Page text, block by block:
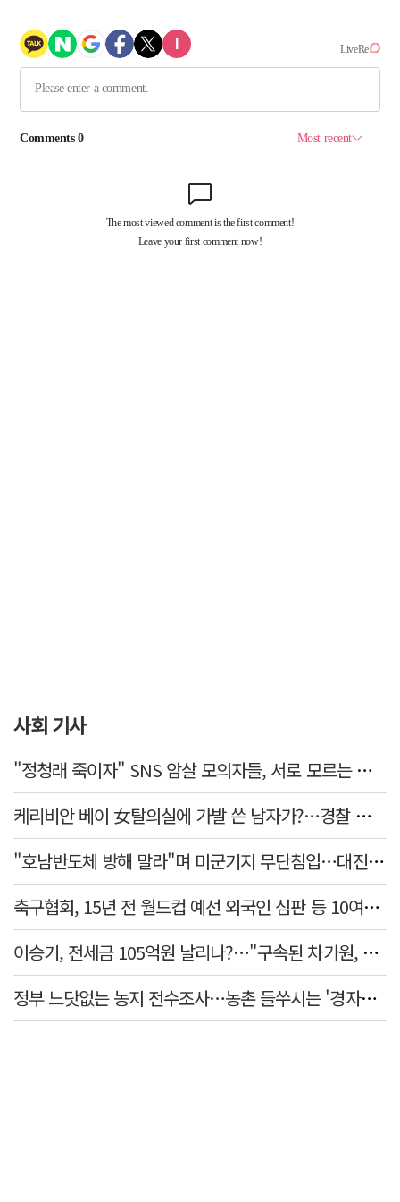
사회 기사
"정청래 죽이자" SNS 암살 모의자들, 서로 모르는 사이였다…檢송치
케리비안 베이 女탈의실에 가발 쓴 남자가?…경찰 추적 중
"호남반도체 방해 말라"며 미군기지 무단침입…대진연 회원 3명 '구속'
축구협회, 15년 전 월드컵 예선 외국인 심판 등 10여명에 '성 접대'
이승기, 전세금 105억원 날리나?…"구속된 차가원, 형사 범죄 영역"
정부 느닷없는 농지 전수조사…농촌 들쑤시는 '경자유전'의 칼날